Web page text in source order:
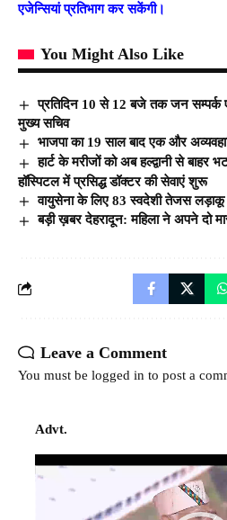
एजेन्सियां प्रतिभाग कर सकेंगी।
You Might Also Like
प्रतिदिन 10 से 12 बजे तक जन सम्पर्क
मुख्य सचिव
भाजपा का 19 साल बाद एक और
हार्ट के मरीजों को अब हल्द्वानी से
हॉस्पिटल में प्रसिद्ध डॉक्टर की सेवाएं शुरू
वायुसेना के लिए 83 स्‍वदेशी तेजस लड़ाकू
बड़ी ख़बर देहरादून: महिला ने अपने दो
Leave a Comment
You must be logged in to post a
Advt.
Video